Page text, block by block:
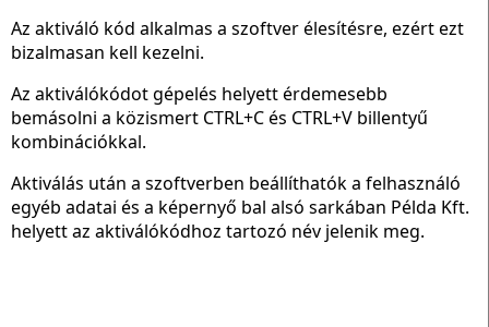
Az aktiváló kód alkalmas a szoftver élesítésre, ezért ezt
bizalmasan kell kezelni.
Az aktiválókódot gépelés helyett érdemesebb
bemásolni a közismert CTRL+C és CTRL+V billentyű
kombinációkkal.
Aktiválás után a szoftverben beállíthatók a felhasználó
egyéb adatai és a képernyő bal alsó sarkában Példa Kft.
helyett az aktiválókódhoz tartozó név jelenik meg.